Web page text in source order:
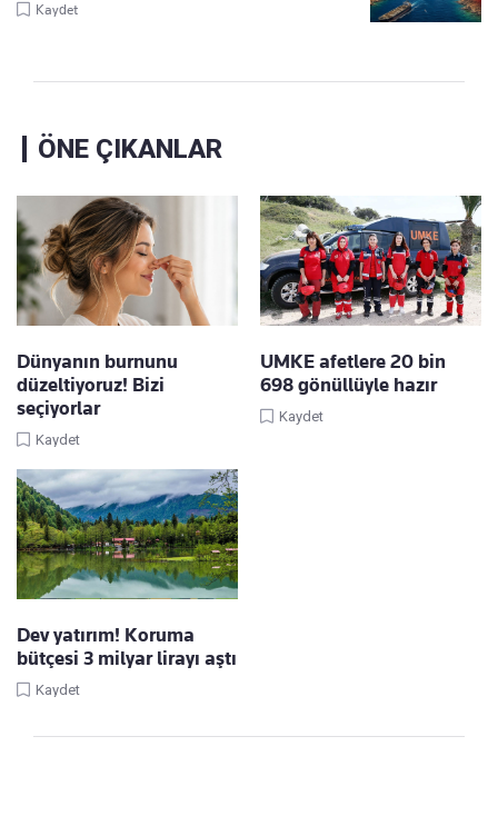
Kaydet
ÖNE ÇIKANLAR
Dünyanın burnunu
düzeltiyoruz! Bizi
seçiyorlar
Kaydet
UMKE afetlere 20 bin
698 gönüllüyle hazır
Kaydet
Dev yatırım! Koruma
bütçesi 3 milyar lirayı aştı
Kaydet